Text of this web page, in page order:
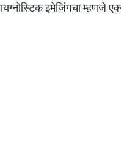
इमेजिंगचा म्हणजे